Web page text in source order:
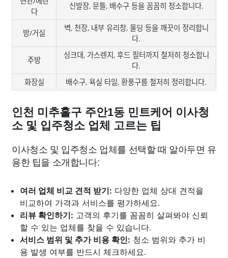
다
신발장, 문틀, 배수구 등을 꼼꼼히 청소합니다.
방/거실
벽, 천장, 내부 유리창, 몰딩 등을 깨끗이 정리합니
다.
주방
싱크대, 가스렌지, 후드 필터까지 철저히 청소합니
다.
화장실
배수구, 욕실 타일, 환풍구를 철저히 정리합니다.
인천 미추홀구 주안1동 민트케어 이사청
소 및 입주청소 업체 고르는 팁
이사청소 및 입주청소 업체를 선택할 때 알아두면 유
용한 팁을 소개합니다:
여러 업체 비교 견적 받기: 다양한 업체 상대 견적을
비교하여 가격과 서비스를 평가하세요.
리뷰 확인하기: 고객의 후기를 꼼꼼히 살펴봐야 신뢰
할 수 있는 업체를 찾을 수 있습니다.
서비스 범위 및 추가 비용 확인: 청소 범위와 추가 비
용 발생 여부를 반드시 체크하세요.